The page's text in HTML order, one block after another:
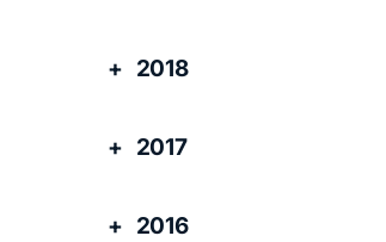
2018
2017
2016